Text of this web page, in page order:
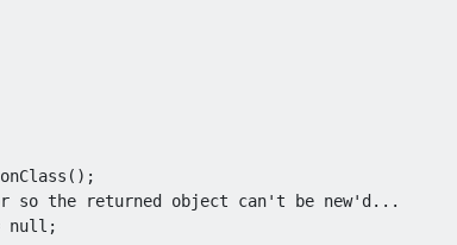
();
so the returned object can't be new'd...
null ;